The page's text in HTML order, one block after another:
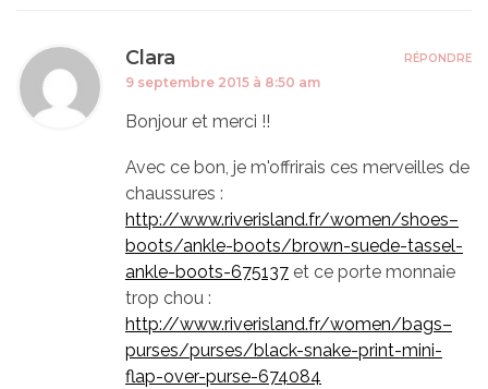
Clara
9 septembre 2015 à 8:50 am
Bonjour et merci !!
Avec ce bon, je m'offrirais ces merveilles de
chaussures :
http://www.riverisland.fr/women/shoes–
boots/ankle-boots/brown-suede-tassel-
ankle-boots-675137 et ce porte monnaie
trop chou :
http://www.riverisland.fr/women/bags–
purses/purses/black-snake-print-mini-
flap-over-purse-674084
RÉPONDRE